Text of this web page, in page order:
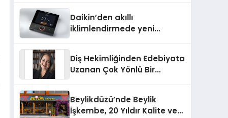
Daikin’den akıllı
iklimlendirmede yeni
Diş Hekimliğinden Edebiyata
Uzanan Çok Yönlü Bir
Beylikdüzü’nde Beylik
İşkembe, 20 Yıldır Kalite ve